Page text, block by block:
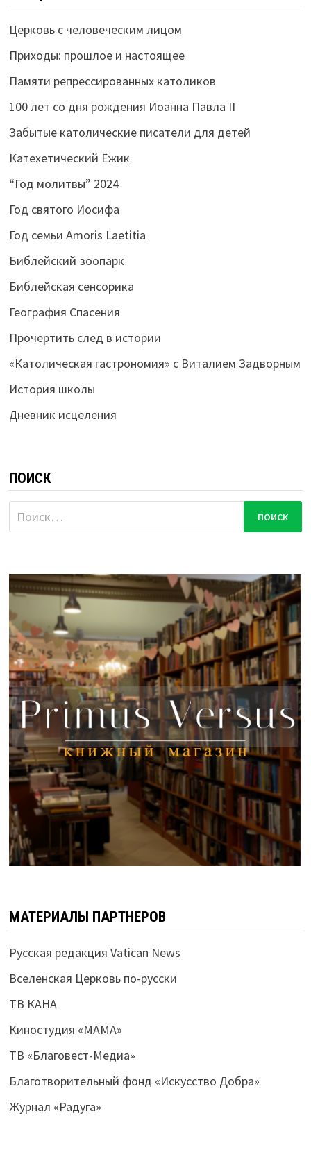
Церковь с человеческим лицом
Приходы: прошлое и настоящее
Памяти репрессированных католиков
100 лет со дня рождения Иоанна Павла II
Забытые католические писатели для детей
Катехетический Ёжик
“Год молитвы” 2024
Год святого Иосифа
Год семьи Amoris Laetitia
Библейский зоопарк
Библейская сенсорика
География Спасения
Прочертить след в истории
«Католическая гастрономия» с Виталием Задворным
История школы
Дневник исцеления
ПОИСК
Найти:
МАТЕРИАЛЫ ПАРТНЕРОВ
Русская редакция Vatican News
Вселенская Церковь по-русски
ТВ КАНА
Киностудия «МАМА»
ТВ «Благовест-Медиа»
Благотворительный фонд «Искусство Добра»
Журнал «Радуга»